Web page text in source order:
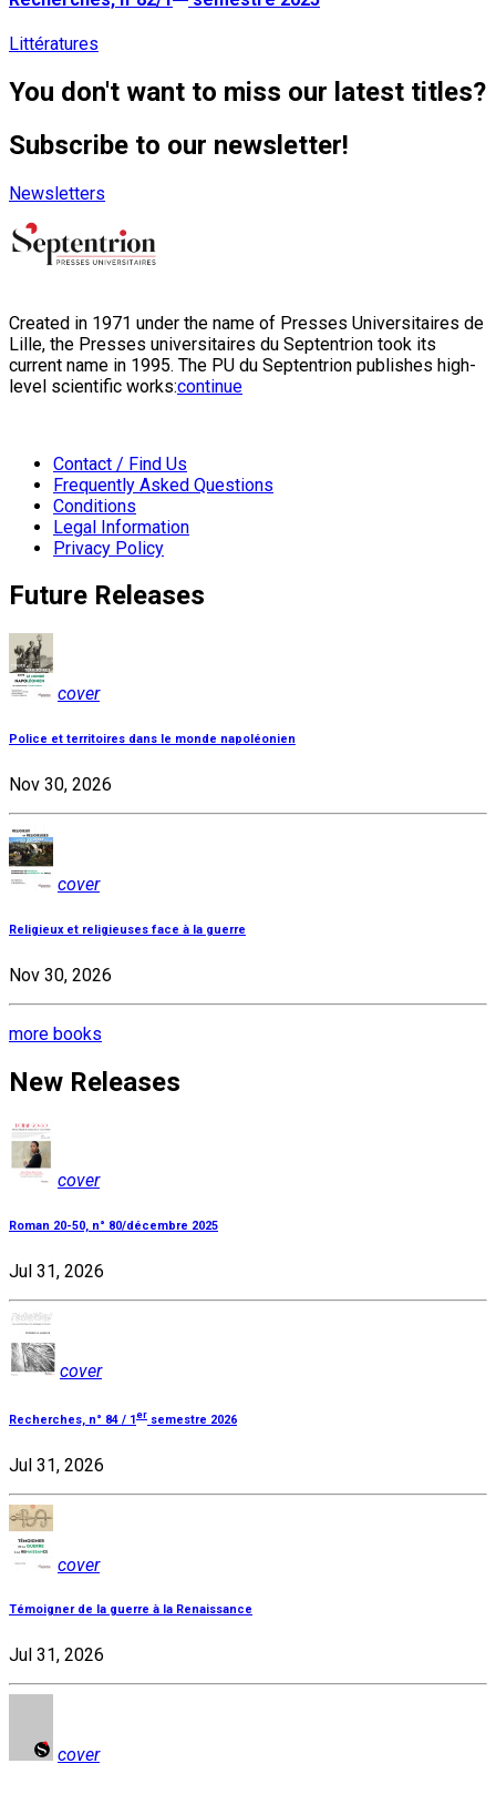
Littératures
You don't want to miss our latest titles?
Subscribe to our newsletter!
Newsletters
Created in 1971 under the name of Presses Universitaires de
Lille, the Presses universitaires du Septentrion took its
current name in 1995. The PU du Septentrion publishes high-
level scientific works:continue
Contact / Find Us
Frequently Asked Questions
Conditions
Legal Information
Privacy Policy
Future Releases
cover
Police et territoires dans le monde napoléonien
Nov 30, 2026
cover
Religieux et religieuses face à la guerre
Nov 30, 2026
more books
New Releases
cover
Roman 20-50, n° 80/décembre 2025
Jul 31, 2026
cover
Recherches, n° 84 / 1er semestre 2026
Jul 31, 2026
cover
Témoigner de la guerre à la Renaissance
Jul 31, 2026
cover